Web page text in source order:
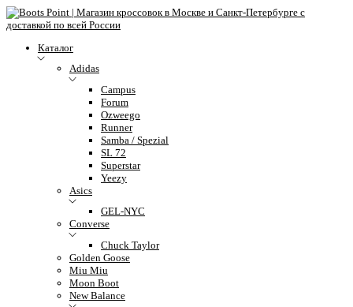
Каталог
Adidas
Campus
Forum
Ozweego
Runner
Samba / Spezial
SL 72
Superstar
Yeezy
Asics
GEL-NYC
Converse
Chuck Taylor
Golden Goose
Miu Miu
Moon Boot
New Balance